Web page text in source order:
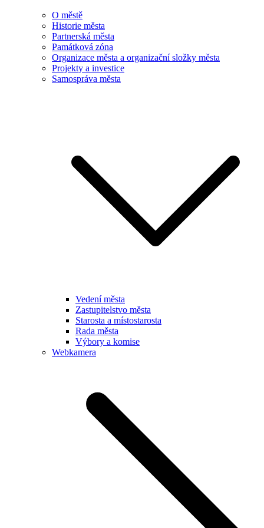
O městě
Historie města
Partnerská města
Památková zóna
Organizace města a organizační složky města
Projekty a investice
Samospráva města
Vedení města
Zastupitelstvo města
Starosta a místostarosta
Rada města
Výbory a komise
Webkamera